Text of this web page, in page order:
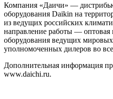
Компания «Даичи» —
оборудования Daikin на
из ведущих российских
направление работы — оптовая
оборудования ведущих мировых
уполномоченных дилеров во
Дополнительная информация
www.daichi.ru.